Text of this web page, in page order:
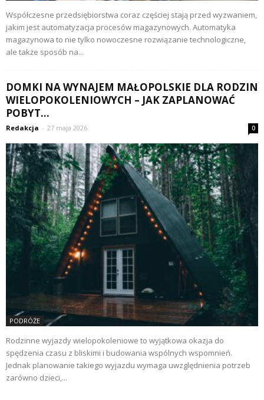
Współczesne przedsiębiorstwa coraz częściej stają przed wyzwaniem,
jakim jest automatyzacja procesów magazynowych. Automatyka
magazynowa to nie tylko nowoczesne rozwiązanie technologiczne,
ale także sposób na...
DOMKI NA WYNAJEM MAŁOPOLSKIE DLA RODZIN
WIELOPOKOLENIOWYCH – JAK ZAPLANOWAĆ
POBYT...
Redakcja - 27 maja 2026 0
PODRÓŻE
Rodzinne wyjazdy wielopokoleniowe to wyjątkowa okazja do
spędzenia czasu z bliskimi i budowania wspólnych wspomnień.
Jednak planowanie takiego wyjazdu wymaga uwzględnienia potrzeb
zarówno dzieci,...